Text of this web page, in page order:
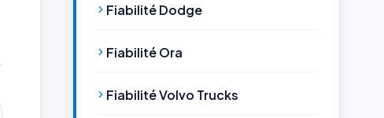
Fiabilité Dodge
Fiabilité Ora
Fiabilité Volvo Trucks